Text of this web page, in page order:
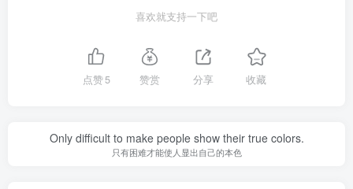
喜欢就支持一下吧
点赞5 赞赏 分享 收藏
Only difficult to make people show their true colors.
只有困难才能使人显出自己的本色